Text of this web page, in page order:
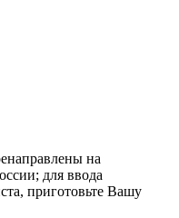
на
для ввода
приготовьте Вашу